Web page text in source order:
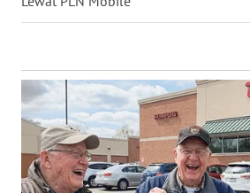
WN
KALTARA
WN
KALSEL
WN
KALTIM